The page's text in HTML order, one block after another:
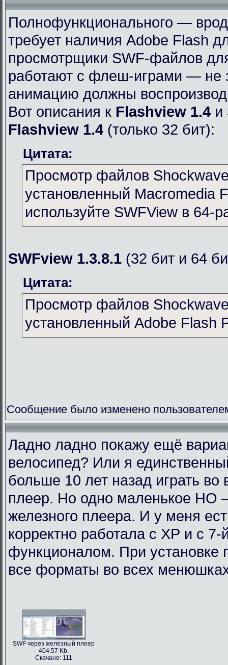
Полнофункционального —
требует наличия Adobe Flash
просмотрщики SWF-файлов
работают с флеш-играми —
анимацию должны
Вот описания к Flashview 1.4 и
Flashview 1.4 (только 32 бит):
Цитата:
Просмотр файлов
установленный Macromedia
используйте SWFView в 64-
SWFview 1.3.8.1 (32 бит и 64
Цитата:
Просмотр файлов
установленный Adobe Flash
Сообщение было изменено
Ладно ладно покажу ещё
велосипед? Или я
больше 10 лет назад играть
плеер. Но одно маленькое НО
железного плеера. И у меня
корректно работала с ХР и с
функционалом. При установке
все форматы во всех
SWF через железный плеер
404.57 Kb.
Скачано: 111